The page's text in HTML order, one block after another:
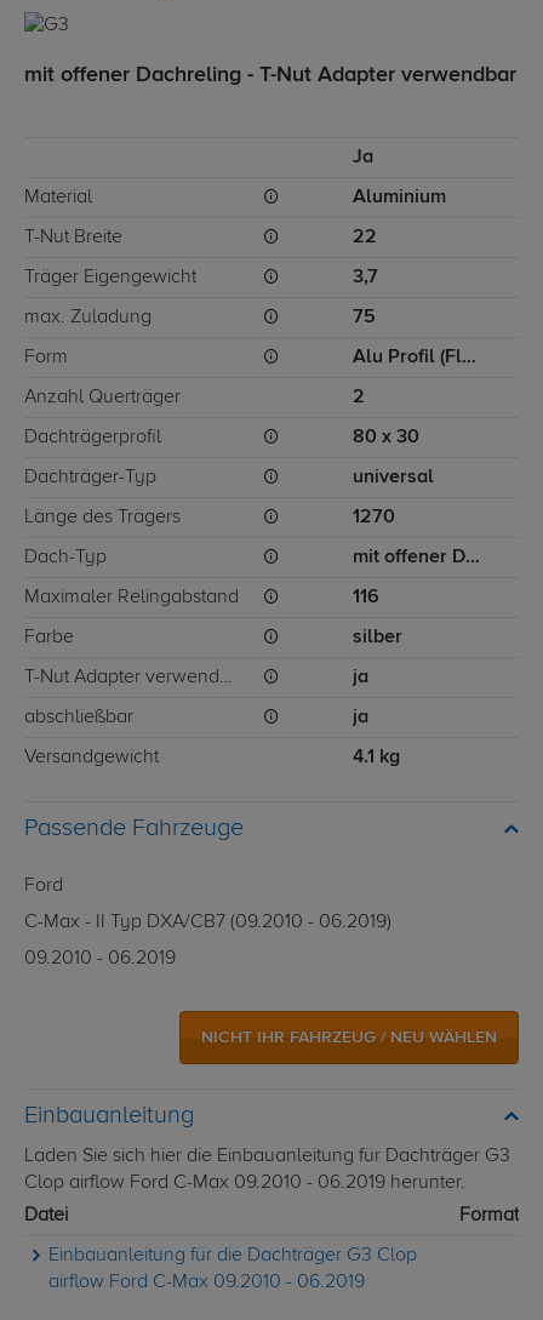
mit offener Dachreling - T-Nut Adapter verwendbar
Ja
Material Aluminium
T-Nut Breite 22
Träger Eigengewicht 3,7
max. Zuladung 75
Form Alu Profil (Flügelform)
Anzahl Querträger 2
Dachträgerprofil 80 x 30
Dachträger-Typ universal
Länge des Trägers 1270
Dach-Typ mit offener Dachreling
Maximaler Relingabstand 116
Farbe silber
T-Nut Adapter verwendbar ja
abschließbar ja
Versandgewicht 4.1 kg
Passende Fahrzeuge
Ford
C-Max - II Typ DXA/CB7 (09.2010 - 06.2019)
09.2010 - 06.2019
NICHT IHR FAHRZEUG / NEU WÄHLEN
Einbauanleitung
Laden Sie sich hier die Einbauanleitung für Dachträger G3
Clop airflow Ford C-Max 09.2010 - 06.2019 herunter.
Datei
Format
Einbauanleitung für die Dachträger G3 Clop
airflow Ford C-Max 09.2010 - 06.2019